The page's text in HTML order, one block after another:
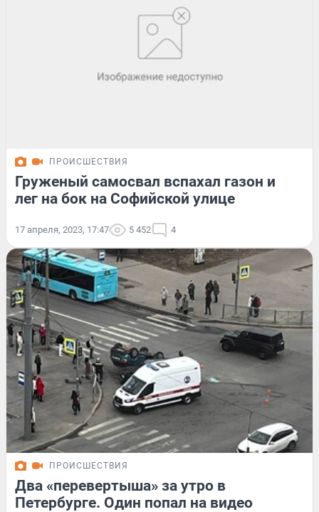
ПРОИСШЕСТВИЯ
Груженый самосвал вспахал газон и
лег на бок на Софийской улице
17 апреля, 2023, 17:47 5 452 4
ПРОИСШЕСТВИЯ
Два «перевертыша» за утро в
Петербурге. Один попал на видео